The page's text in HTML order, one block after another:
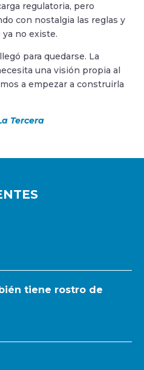
tiene rostro de
regulatoria, pero
con nostalgia las reglas y
no existe.
para quedarse. La
una visión propia al
a empezar a construirla
Tercera